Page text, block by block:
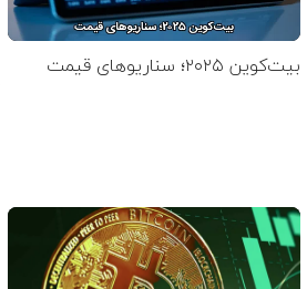
بیت‌کوین ۲۰۲۵؛ سناریوهای قیمت